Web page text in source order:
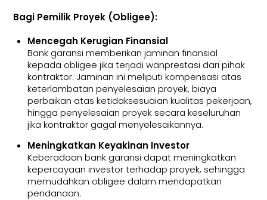
Bagi Pemilik Proyek (Obligee):
Mencegah Kerugian Finansial
Bank garansi memberikan jaminan finansial
kepada obligee jika terjadi wanprestasi dari pihak
kontraktor. Jaminan ini meliputi kompensasi atas
keterlambatan penyelesaian proyek, biaya
perbaikan atas ketidaksesuaian kualitas pekerjaan,
hingga penyelesaian proyek secara keseluruhan
jika kontraktor gagal menyelesaikannya.
Meningkatkan Keyakinan Investor
Keberadaan bank garansi dapat meningkatkan
kepercayaan investor terhadap proyek, sehingga
memudahkan obligee dalam mendapatkan
pendanaan.